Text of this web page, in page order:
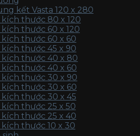
kết Vasta 120 x 280
kích thước 80 x 120
kích thước 60 x 120
kích thước 60 x 60
kích thước 45 x 90
kích thước 40 x 80
kích thước 40 x 60
kích thước 30 x 90
kích thước 30 x 60
kích thước 30 x 45
kích thước 25 x 50
kích thước 25 x 40
kích thước 10 x 30